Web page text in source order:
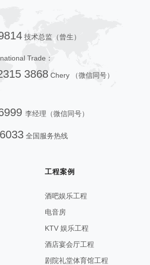
技术总监（曾生）
Trade：
3868 Chery （微信同号）
李经理（微信同号）
全国服务热线
工程案例
酒吧娱乐工程
电音房
KTV 娱乐工程
酒店宴会厅工程
剧院礼堂体育馆工程